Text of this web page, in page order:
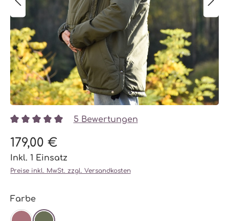
5 Bewertungen
179,00 €
Inkl. 1 Einsatz
Preise inkl. MwSt. zzgl. Versandkosten
Farbeauswählen